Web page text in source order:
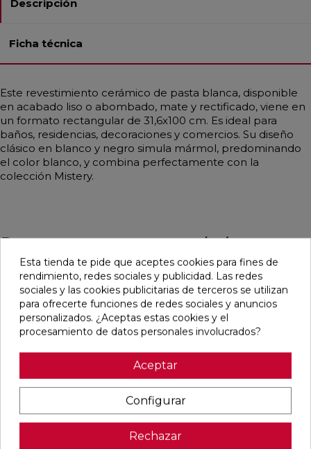
Descripción
Ficha técnica
Este revestimiento cerámico de pasta blanca, disponible
en acabado liso o abombado, mate y rectificado, viene en
un formato rectangular de 31,6x100 cm. Es ideal para
baños, residencias, decoraciones y comercios. Su diseño
clásico en blanco y negro simula mármol, predominando
el color blanco, y combina perfectamente con la
colección Mistery.
Pensamos que te puede interesar
ALLISON
33,3X90
RECTIFICADO
Ref:
Alaplana
PVP
favorite
PULIDO
RECTIFICADO
Ref:
Geotiles
PVP
favorite
PULIDO
30X60
RECTIFICADO
Ref:
77485414
Geotiles
PVP
35,15 €
favorite
BLANCO
RECTIFICADO
Ref:
TAU
PVP
Esta tienda te pide que aceptes cookies para fines de
rendimiento, redes sociales y publicidad. Las redes
sociales y las cookies publicitarias de terceros se utilizan
para ofrecerte funciones de redes sociales y anuncios
personalizados. ¿Aceptas estas cookies y el
procesamiento de datos personales involucrados?
Aceptar
Configurar
Rechazar